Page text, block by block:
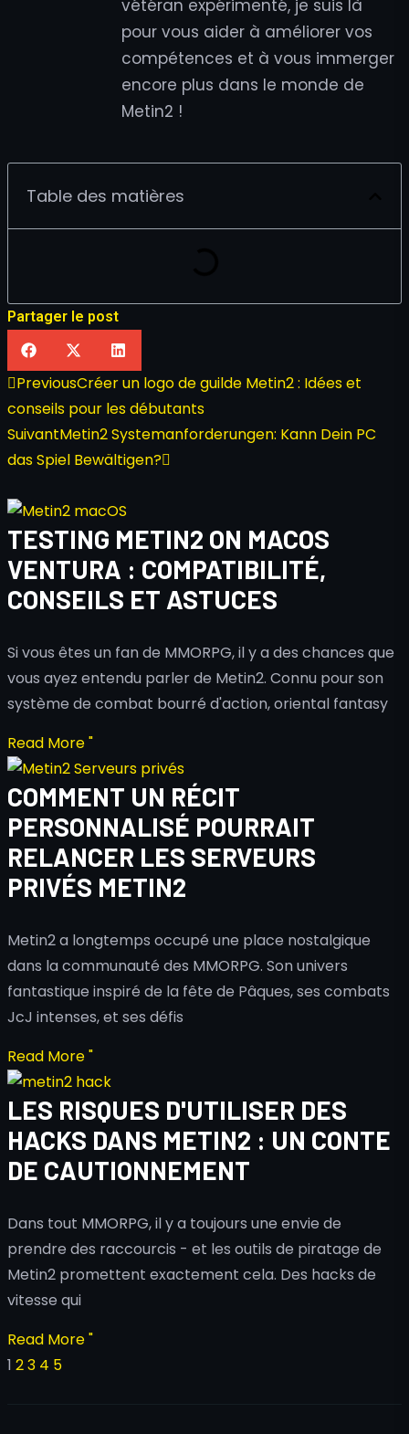
vétéran expérimenté, je suis là
pour vous aider à améliorer vos
compétences et à vous immerger
encore plus dans le monde de
Metin2 !
Table des matières
Partager le post
PreviousCréer un logo de guilde Metin2 : Idées et
conseils pour les débutants
SuivantMetin2 Systemanforderungen: Kann Dein PC
das Spiel Bewältigen?
TESTING METIN2 ON MACOS
VENTURA : COMPATIBILITÉ,
CONSEILS ET ASTUCES
Si vous êtes un fan de MMORPG, il y a des chances que
vous ayez entendu parler de Metin2. Connu pour son
système de combat bourré d'action, oriental fantasy
Read More "
COMMENT UN RÉCIT
PERSONNALISÉ POURRAIT
RELANCER LES SERVEURS
PRIVÉS METIN2
Metin2 a longtemps occupé une place nostalgique
dans la communauté des MMORPG. Son univers
fantastique inspiré de la fête de Pâques, ses combats
JcJ intenses, et ses défis
Read More "
LES RISQUES D'UTILISER DES
HACKS DANS METIN2 : UN CONTE
DE CAUTIONNEMENT
Dans tout MMORPG, il y a toujours une envie de
prendre des raccourcis - et les outils de piratage de
Metin2 promettent exactement cela. Des hacks de
vitesse qui
Read More "
1 23 4 5